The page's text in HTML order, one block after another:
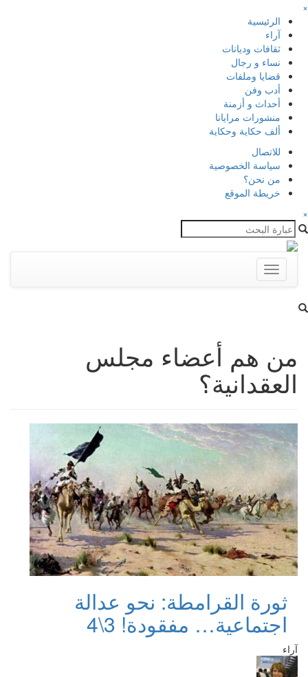
×
الرئيسية
آراء
ثقافات وديانات
نساء و رجال
قضايا وملفات
أدب وفن
أحداث و أزمنة
منشورات مرايانا
ألف حكاية وحكاية
للاتصال
سياسة الخصوصية
من نحن؟
خريطة الموقع
×
Toggle
navigation
من هم أعضاء مجلس
العقدانية؟
ثورة القرامطة: نحو عدالة
اجتماعية… مفقودة! 3\4
آراء